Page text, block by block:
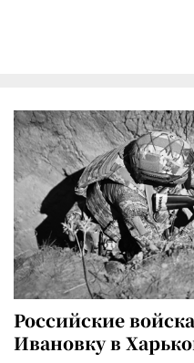
Российские
Ивановку в